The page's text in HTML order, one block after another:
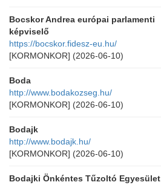
Bocskor Andrea európai parlamenti
képviselő
https://bocskor.fidesz-eu.hu/
[KORMONKOR] (2026-06-10)
Boda
http://www.bodakozseg.hu/
[KORMONKOR] (2026-06-10)
Bodajk
http://www.bodajk.hu/
[KORMONKOR] (2026-06-10)
Bodajki Önkéntes Tűzoltó Egyesület